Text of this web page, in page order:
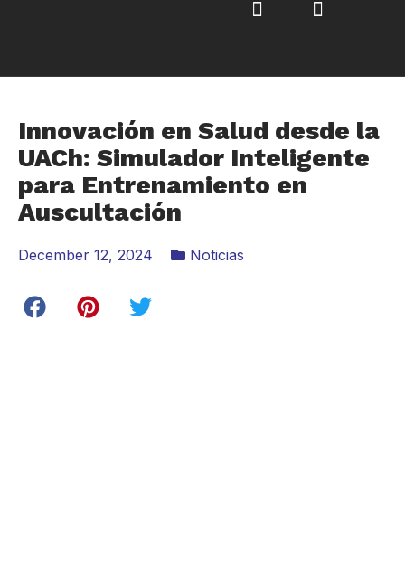
Innovación en Salud desde la
UACh: Simulador Inteligente
para Entrenamiento en
Auscultación
December 12, 2024 Noticias